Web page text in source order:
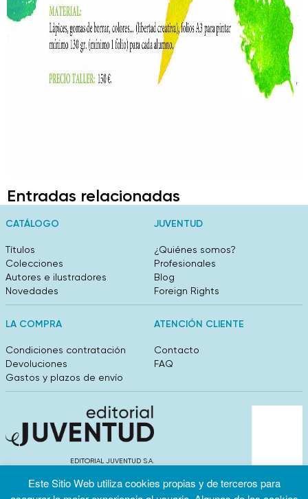
Entradas relacionadas
CATÁLOGO
Títulos
Colecciones
Autores e ilustradores
Novedades
JUVENTUD
¿Quiénes somos?
Profesionales
Blog
Foreign Rights
LA COMPRA
Condiciones contratación
Devoluciones
Gastos y plazos de envío
ATENCIÓN CLIENTE
Contacto
FAQ
EDITORIAL JUVENTUD S.A.
info@editorialjuventud.es
(+34) 93 444 18 00
Este Sitio Web utiliza cookies propias y de terceros para